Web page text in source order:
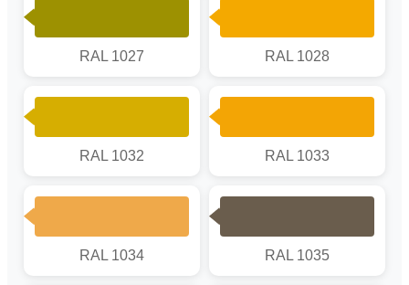
RAL 1027 RAL 1028
RAL 1032 RAL 1033
RAL 1034 RAL 1035